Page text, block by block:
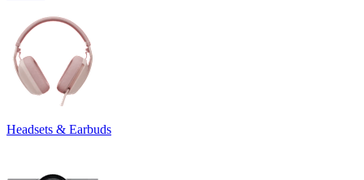
Headsets & Earbuds